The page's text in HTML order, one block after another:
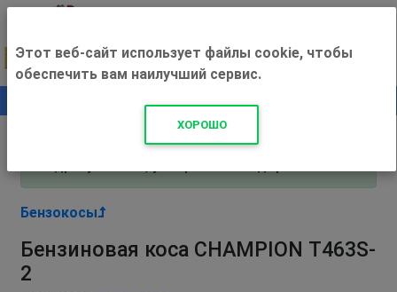
+500 ₽
Внимание! С 3 августа магазин работает по
Бензокосы
Бензиновая коса CHAMPION Т463S-
2
Этот веб-сайт использует файлы cookie, чтобы
обеспечить вам наилучший сервис.
ХОРОШО